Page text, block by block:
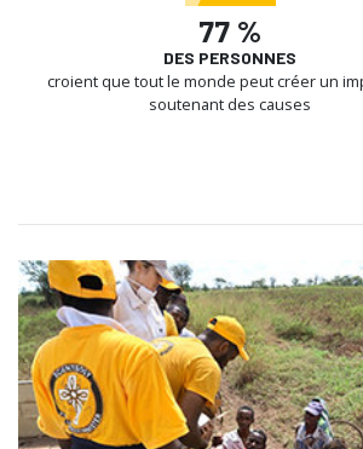
77 %
DES PERSONNES
croient que tout le monde peut créer un
soutenant des causes